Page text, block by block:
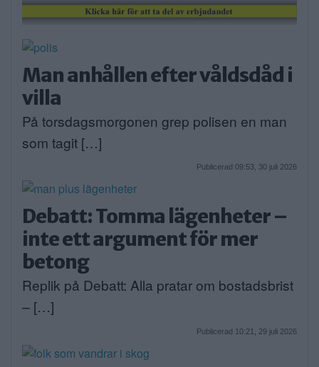
Man anhållen efter våldsdåd i
villa
På torsdagsmorgonen grep polisen en man
som tagit […]
Publicerad 09:53, 30 juli 2026
Debatt: Tomma lägenheter –
inte ett argument för mer
betong
Replik på Debatt: Alla pratar om bostadsbrist
– […]
Publicerad 10:21, 29 juli 2026